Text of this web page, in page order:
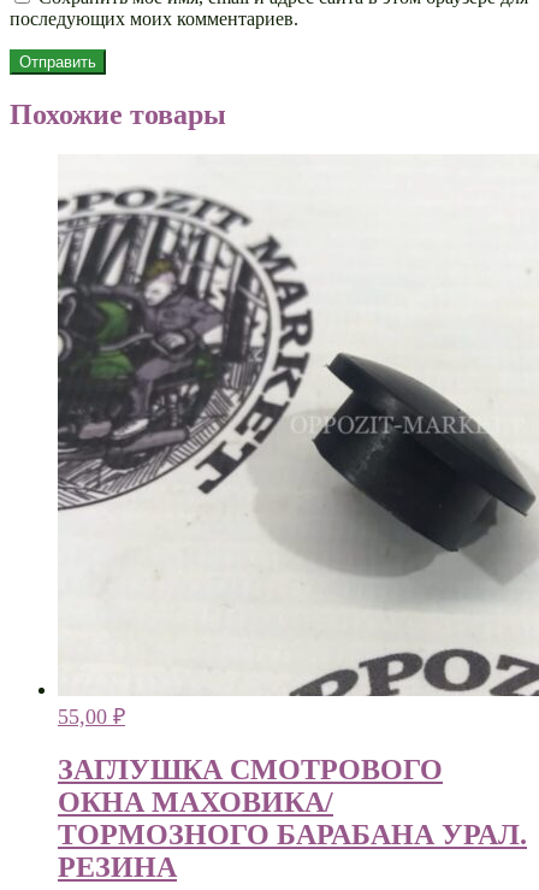
последующих моих комментариев.
Похожие товары
55,00 ₽
ЗАГЛУШКА СМОТРОВОГО
ОКНА МАХОВИКА/
ТОРМОЗНОГО БАРАБАНА УРАЛ.
РЕЗИНА